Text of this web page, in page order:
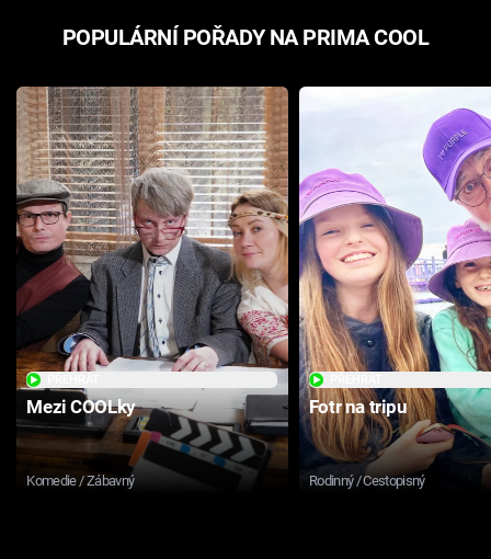
POPULÁRNÍ POŘADY NA PRIMA COOL
Mezi COOLky
Komedie / Zábavný
Fotr na tripu
Rodinný / Cestopisný